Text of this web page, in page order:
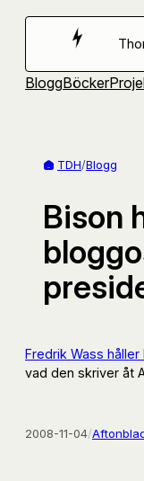
Hoppa
BloggBöcker
TDH/Blogg
Bison
Fredrik Wass håller
vad den skriver åt
2008-11-04/